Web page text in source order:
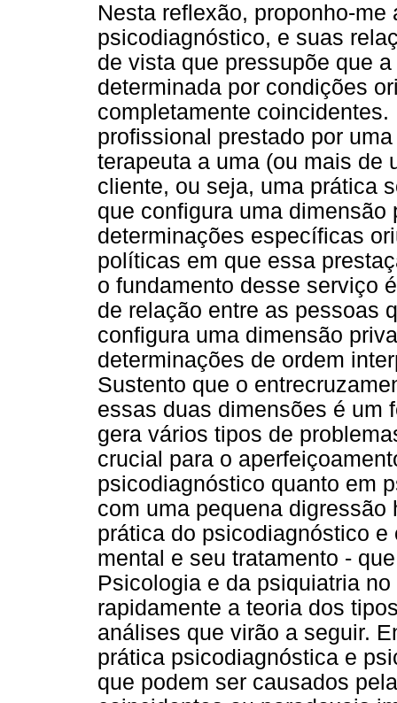
Nesta reflexão, proponho-
psicodiagnóstico, e suas
de vista que pressupõe que
determinada por condições
completamente
profissional prestado por
terapeuta a uma (ou mais de
cliente, ou seja, uma prática
que configura uma
determinações específicas
políticas em que essa
o fundamento desse serviço
de relação entre as pessoas
configura uma dimensão
determinações de ordem
Sustento que o
essas duas dimensões é um
gera vários tipos de
crucial para o
psicodiagnóstico quanto em
com uma pequena
prática do psicodiagnóstico
mental e seu tratamento -
Psicologia e da psiquiatria
rapidamente a teoria dos
análises que virão a seguir.
prática psicodiagnóstica e
que podem ser causados